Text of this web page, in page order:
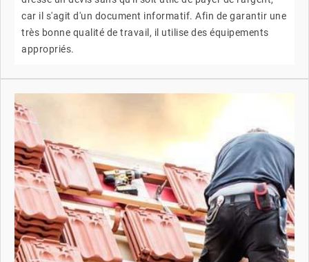
car il s'agit d'un document informatif. Afin de garantir une
très bonne qualité de travail, il utilise des équipements
appropriés.